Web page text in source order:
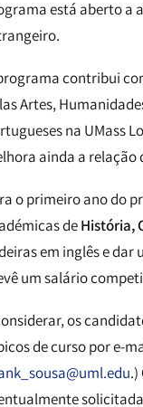
está aberto a
contribui
Artes,
na UMass
ainda a relação
o primeiro ano do
deHistória,
em inglês e dar
um salário
os
de curso por e-
.)